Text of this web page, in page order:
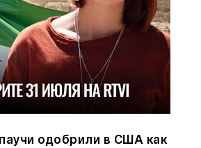
одобрили в США как